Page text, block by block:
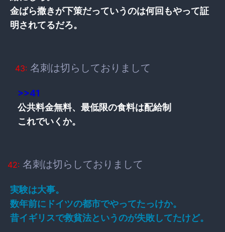
金ばら撒きが下策だっていうのは何回もやって証
明されてるだろ。
43: 名刺は切らしておりまして
>>41
公共料金無料、最低限の食料は配給制
これでいくか。
42: 名刺は切らしておりまして
実験は大事。
数年前にドイツの都市でやってたっけか。
昔イギリスで救貧法というのが失敗してたけど。